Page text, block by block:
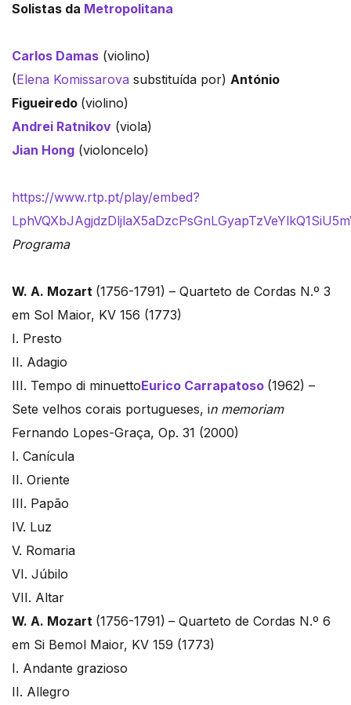
Solistas da Metropolitana
Carlos Damas (violino)
(Elena Komissarova substituída por) António
Figueiredo (violino)
Andrei Ratnikov (viola)
Jian Hong (violoncelo)
https://www.rtp.pt/play/embed?
Programa
W. A. Mozart (1756-1791) – Quarteto de Cordas N.º 3
em Sol Maior, KV 156 (1773)
I. Presto
II. Adagio
III. Tempo di minuettoEurico Carrapatoso (1962) –
Sete velhos corais portugueses, in memoriam
Fernando Lopes-Graça, Op. 31 (2000)
I. Canícula
II. Oriente
III. Papão
IV. Luz
V. Romaria
VI. Júbilo
VII. Altar
W. A. Mozart (1756-1791) – Quarteto de Cordas N.º 6
em Si Bemol Maior, KV 159 (1773)
I. Andante grazioso
II. Allegro